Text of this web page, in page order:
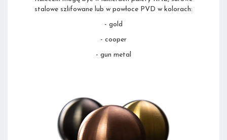
stalowe szlifowane lub w powłoce PVD w kolorach:
- gold
- cooper
- gun metal